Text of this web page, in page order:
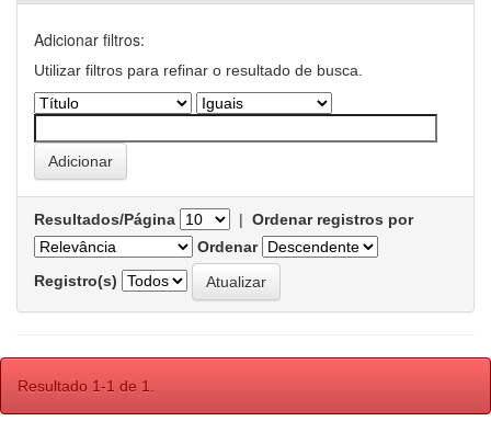
Adicionar filtros:
Utilizar filtros para refinar o resultado de busca.
Resultados/Página | Ordenar registros por
Ordenar
Registro(s)
Resultado 1-1 de 1.